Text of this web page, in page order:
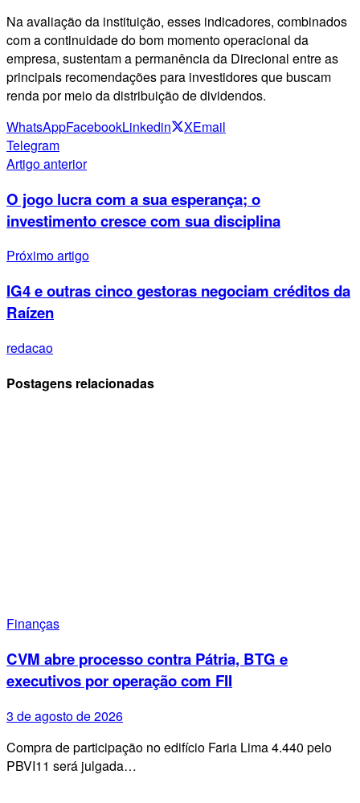
Na avaliação da instituição, esses indicadores, combinados
com a continuidade do bom momento operacional da
empresa, sustentam a permanência da Direcional entre as
principais recomendações para investidores que buscam
renda por meio da distribuição de dividendos.
WhatsAppFacebookLinkedin XEmail
Telegram
Artigo anterior
O jogo lucra com a sua esperança; o
investimento cresce com sua disciplina
Próximo artigo
IG4 e outras cinco gestoras negociam créditos da
Raízen
redacao
Postagens relacionadas
Finanças
CVM abre processo contra Pátria, BTG e
executivos por operação com FII
3 de agosto de 2026
Compra de participação no edifício Faria Lima 4.440 pelo
PBVI11 será julgada…